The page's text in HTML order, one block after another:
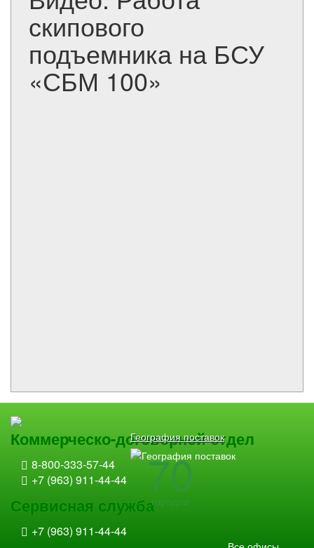
скипового
подъемника на БСУ
«СБМ 100»
География поставок
70
городов!
Коммерческо-договорной отдел
8-800-333-57-44
+7 (963) 911-44-44
Сервисная служба
+7 (963) 911-44-44